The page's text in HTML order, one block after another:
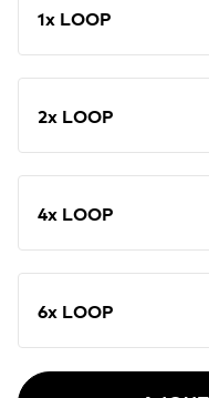
1x LOOP
2x LOOP
4x LOOP
6x LOOP